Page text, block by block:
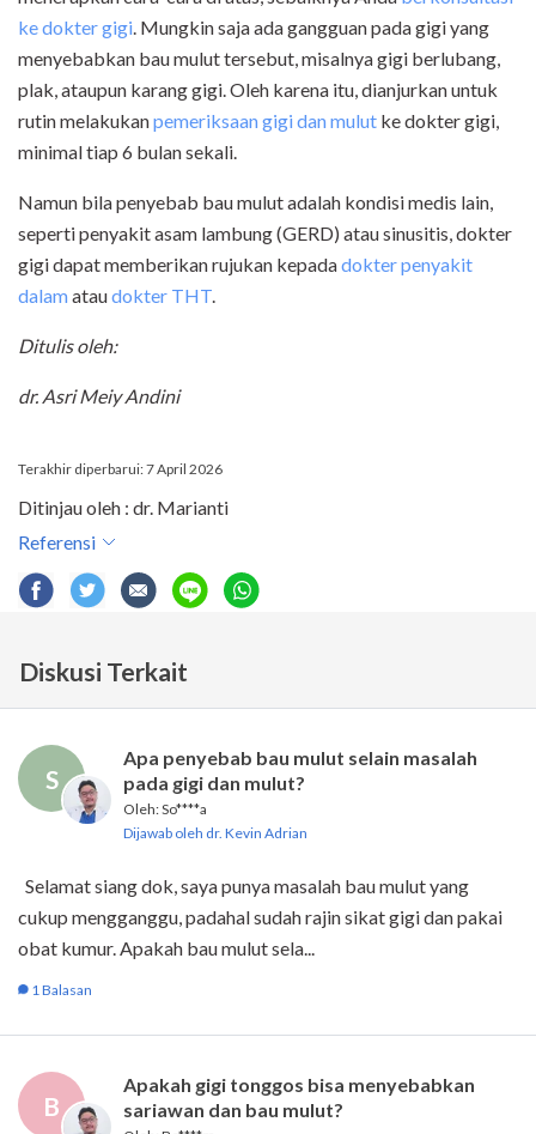
ke dokter gigi . Mungkin saja ada gangguan pada gigi yang
menyebabkan bau mulut tersebut, misalnya gigi berlubang,
plak, ataupun karang gigi. Oleh karena itu, dianjurkan untuk
rutin melakukanpemeriksaan gigi dan mulut ke dokter gigi,
minimal tiap 6 bulan sekali.
Namun bila penyebab bau mulut adalah kondisi medis lain,
seperti penyakit asam lambung (GERD) atau sinusitis, dokter
gigi dapat memberikan rujukan kepadadokter penyakit
dalamataudokter THT
Ditulis oleh:
dr. Asri Meiy Andini
Terakhir diperbarui: 7 April 2026